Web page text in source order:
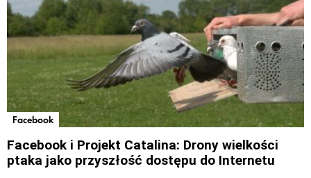
Facebook
Facebook i Projekt Catalina: Drony wielkości
ptaka jako przyszłość dostępu do Internetu